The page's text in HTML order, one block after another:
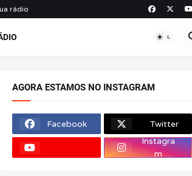
rádio
AGORA ESTAMOS NO INSTAGRAM
Facebook
Twitter
Instagra
m